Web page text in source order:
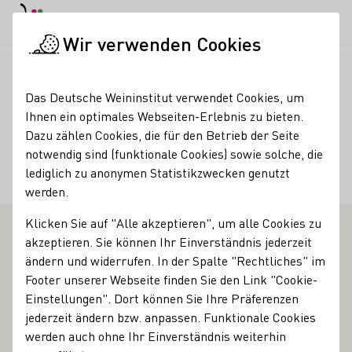
Weingut Thörle
Mitgliedschaften
Generation Riesling
Vinothek
Im Jahr 2006 haben die Brüder Christoph und Johannes
Thörle das Weingut von ihren Eltern übernommen. Erste
Erfolge zeichneten sich schnell ab, in diversen Weinguides
erreichten die Weine höhere Punktzahlen, und Newcomer-
Wir verwenden Cookies
Das Deutsche Weininstitut verwendet Cookies, um
Ihnen ein optimales Webseiten-Erlebnis zu bieten.
Dazu zählen Cookies, die für den Betrieb der Seite
notwendig sind (funktionale Cookies) sowie solche, die
lediglich zu anonymen Statistikzwecken genutzt
werden.
Klicken Sie auf "Alle akzeptieren", um alle Cookies zu
akzeptieren. Sie können Ihr Einverständnis jederzeit
ändern und widerrufen. In der Spalte "Rechtliches" im
Footer unserer Webseite finden Sie den Link "Cookie-
Einstellungen". Dort können Sie Ihre Präferenzen
jederzeit ändern bzw. anpassen. Funktionale Cookies
werden auch ohne Ihr Einverständnis weiterhin